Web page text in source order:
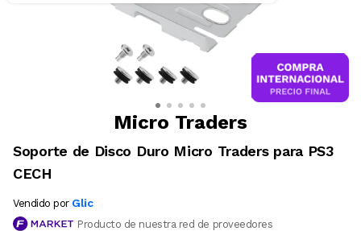
Micro Traders
Soporte de Disco Duro Micro Traders para PS3
CECH
Vendido por Glic
Producto de nuestra red de proveedores